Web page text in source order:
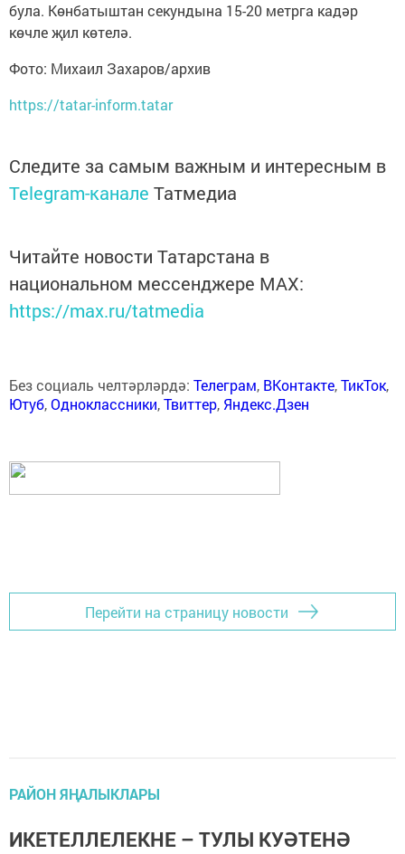
була. Көнбатыштан секундына 15-20 метрга кадәр
көчле җил көтелә.
Фото: Михаил Захаров/архив
https://tatar-inform.tatar
Следите за самым важным и интересным в
Telegram-канале Татмедиа
Читайте новости Татарстана в
национальном мессенджере MАХ:
https://max.ru/tatmedia
Без социаль челтәрләрдә: Телеграм, ВКонтакте,ТикТок,
Ютуб,Одноклассники,Твиттер, Яндекс.Дзен
Перейти на страницу новости
РАЙОН ЯҢАЛЫКЛАРЫ
ИКЕТЕЛЛЕЛЕКНЕ – ТУЛЫ КУӘТЕНӘ